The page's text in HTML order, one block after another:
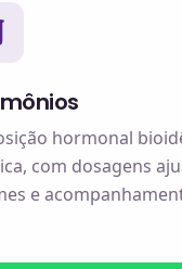
hormonal
com dosagens
e